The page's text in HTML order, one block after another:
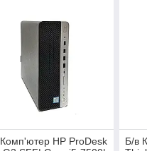
HP ProDesk
Б/в